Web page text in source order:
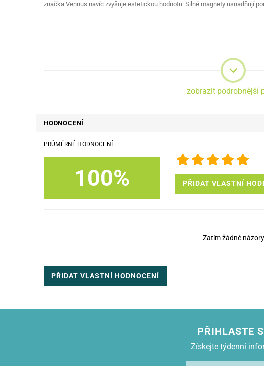
značka Vennus navíc zvyšuje estetickou hodnotu. Silné magnety usnadňují
zobrazit podrobnější
HODNOCENÍ
PRŮMĚRNÉ HODNOCENÍ
100% PŘIDAT VLASTNÍ
Zatím žádné názory
PŘIDAT VLASTNÍ HODNOCENÍ
PŘIHLASTE
Získejte týdenní